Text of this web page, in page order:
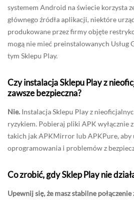
systemem Android na świecie korzysta
głównego źródła aplikacji, niektóre
produkowane przez firmy objęte
mogą nie mieć preinstalowanych Usług
tym Sklepu Play.
Czy instalacja Sklepu Play z
zawsze bezpieczna?
Nie. Instalacja Sklepu Play z
ryzykiem. Pobieraj pliki APK wyłącznie
takich jak APKMirror lub APKPure, aby
oprogramowania i problemów z
Co zrobić, gdy Sklep Play nie
Upewnij się, że masz stabilne